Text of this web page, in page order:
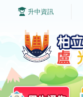
升中資訊